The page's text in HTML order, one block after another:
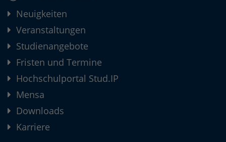
Neuigkeiten
Veranstaltungen
Studienangebote
Fristen und Termine
Hochschulportal Stud.IP
Mensa
Downloads
Karriere